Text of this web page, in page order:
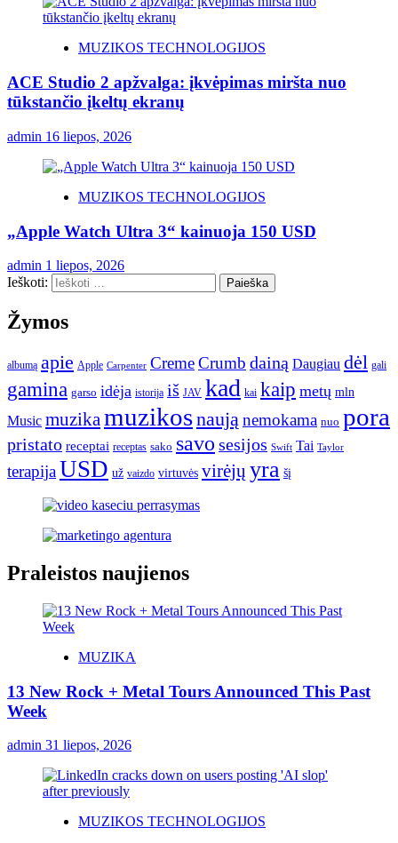
MUZIKOS TECHNOLOGIJOS
ACE Studio 2 apžvalga: įkvėpimas miršta nuo
tūkstančio įkeltų ekranų
admin 16 liepos, 2026
MUZIKOS TECHNOLOGIJOS
„Apple Watch Ultra 3“ kainuoja 150 USD
admin 1 liepos, 2026
Ieškoti:
Žymos
albumą apie Apple Carpenter CremeCrumb dainą Daugiau dėl gali
gamina garso idėja istorija iš JAV kad kai kaip metų mln
Music muzikamuzikosnaująnemokama nuo pora
pristato receptai receptas sako savo sesijos Swift Tai Taylor
terapijaUSD už vaizdo virtuvės virėjų yra šį
Praleistos naujienos
MUZIKA
13 New Rock + Metal Tours Announced This Past
Week
admin 31 liepos, 2026
MUZIKOS TECHNOLOGIJOS